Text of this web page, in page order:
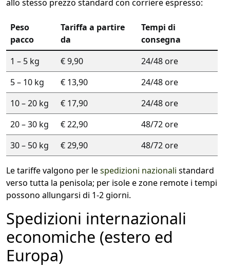
allo stesso prezzo standard con corriere espresso:
Peso
pacco
Tariffa a partire
da
Tempi di
consegna
1 – 5 kg
€ 9,90
24/48 ore
5 – 10 kg
€ 13,90
24/48 ore
10 – 20 kg
€ 17,90
24/48 ore
20 – 30 kg
€ 22,90
48/72 ore
30 – 50 kg
€ 29,90 48/72 ore
Le tariffe valgono per lespedizioni nazionali standard
verso tutta la penisola; per isole e zone remote i tempi
possono allungarsi di 1-2 giorni.
Spedizioni internazionali
economiche (estero ed
Europa)